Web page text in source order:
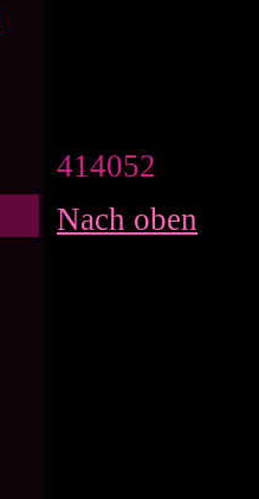
414052
Nach oben